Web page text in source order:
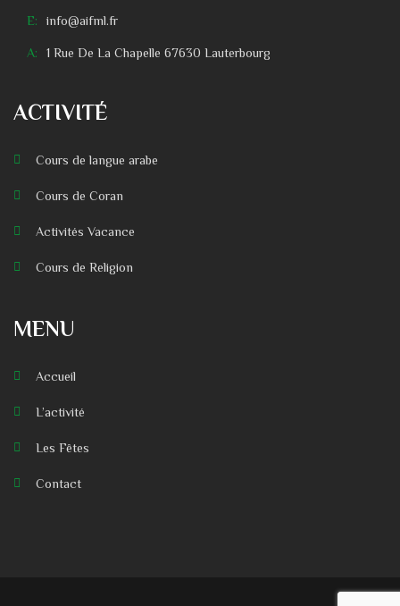
E: info@aifml.fr
A: 1 Rue De La Chapelle 67630 Lauterbourg
ACTIVITÉ
Cours de langue arabe
Cours de Coran
Activités Vacance
Cours de Religion
MENU
Accueil
L’activité
Les Fêtes
Contact